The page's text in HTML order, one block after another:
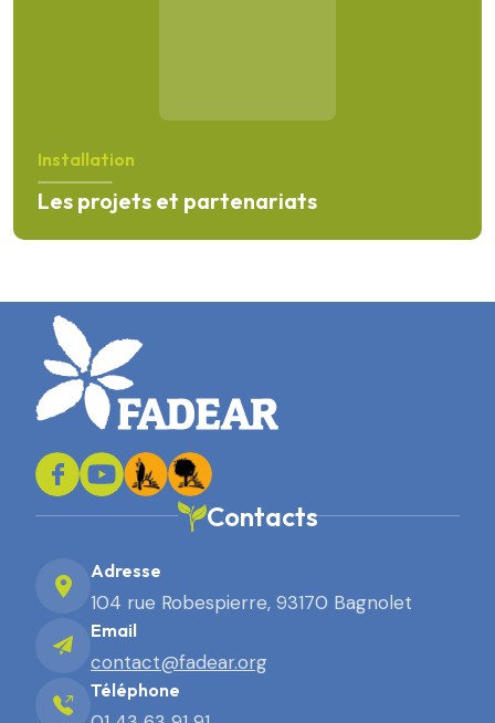
Installation
Les projets et partenariats
Contacts
Adresse
104 rue Robespierre, 93170 Bagnolet
Email
contact@fadear.org
Téléphone